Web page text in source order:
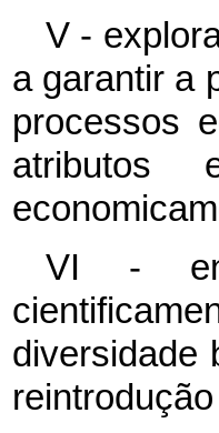
V -
a garantir a
processos
atributos
VI -
diversidade